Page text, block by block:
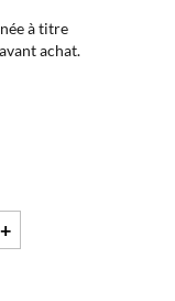
à titre
achat.
+